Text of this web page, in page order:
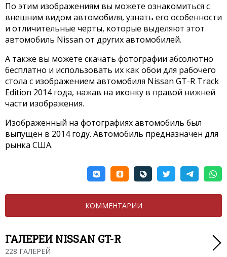
По этим изображениям вы можете ознакомиться с
внешним видом автомобиля, узнать его особенности
и отличительные черты, которые выделяют этот
автомобиль Nissan от других автомобилей.
А также вы можете скачать фотографии абсолютно
бесплатно и использовать их как обои для рабочего
стола с изображением автомобиля Nissan GT-R Track
Edition 2014 года, нажав на иконку в правой нижней
части изображения.
Изображенный на фотографиях автомобиль был
выпущен в 2014 году. Автомобиль предназначен для
рынка США.
КОММЕНТАРИИ
ГАЛЕРЕИ NISSAN GT-R
228 ГАЛЕРЕЙ